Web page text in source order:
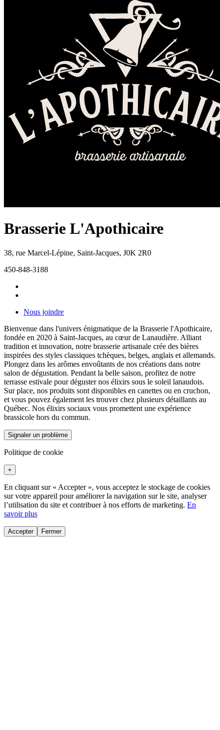
Brasserie L'Apothicaire
38, rue Marcel-Lépine, Saint-Jacques, J0K 2R0
450-848-3188
Nous joindre
Bienvenue dans l'univers énigmatique de la Brasserie l'Apothicaire,
fondée en 2020 à Saint-Jacques, au cœur de Lanaudière. Alliant
tradition et innovation, notre brasserie artisanale crée des bières
inspirées des styles classiques tchèques, belges, anglais et allemands.
Plongez dans les arômes envoûtants de nos créations dans notre
salon de dégustation. Pendant la belle saison, profitez de notre
terrasse estivale pour déguster nos élixirs sous le soleil lanaudois.
Sur place, nos produits sont disponibles en canettes ou en cruchon,
et vous pouvez également les trouver chez plusieurs détaillants au
Québec. Nos élixirs sociaux vous promettent une expérience
brassicole hors du commun.
Signaler un problème
Politique de cookie
+
En cliquant sur « Accepter », vous acceptez le stockage de cookies
sur votre appareil pour améliorer la navigation sur le site, analyser
l’utilisation du site et contribuer à nos efforts de marketing. En
savoir plus
Accepter Fermer